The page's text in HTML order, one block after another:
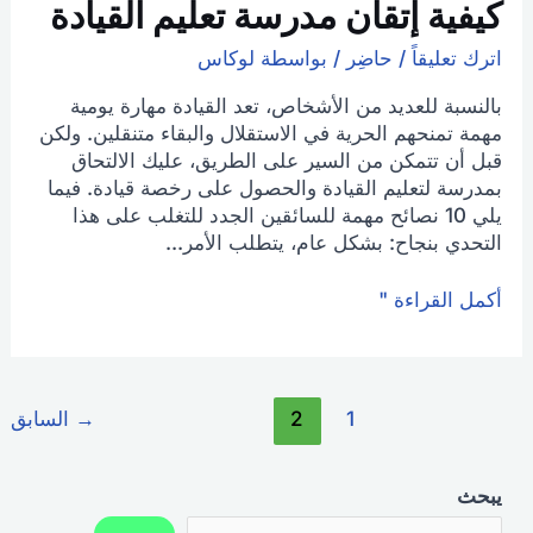
كيفية إتقان مدرسة تعليم القيادة
اترك تعليقاً / حاضِر / بواسطة لوكاس
بالنسبة للعديد من الأشخاص، تعد القيادة مهارة يومية
مهمة تمنحهم الحرية في الاستقلال والبقاء متنقلين. ولكن
قبل أن تتمكن من السير على الطريق، عليك الالتحاق
بمدرسة لتعليم القيادة والحصول على رخصة قيادة. فيما
يلي 10 نصائح مهمة للسائقين الجدد للتغلب على هذا
التحدي بنجاح: بشكل عام، يتطلب الأمر...
أكمل القراءة "
→ السابق 1
2
يبحث